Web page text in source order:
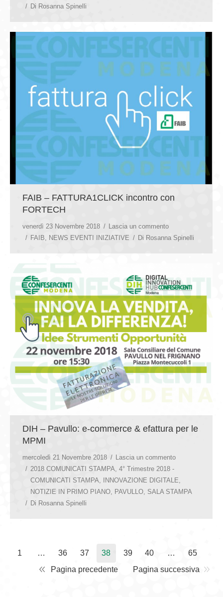
Di Rosanna Spinelli
FAIB – FATTURA1CLICK incontro con
FORTECH
venerdì 23 Novembre 2018
Lascia un commento
FAIB
NEWS EVENTI INIZIATIVE Di Rosanna Spinelli
DIH – Pavullo: e-commerce & efattura per le
MPMI
mercoledì 21 Novembre 2018
Lascia un commento
2018 COMUNICATI STAMPA, 4° Trimestre 2018 -
COMUNICATI STAMPA, INNOVAZIONE DIGITALE,
NOTIZIE IN PRIMO PIANO, PAVULLO, SALA STAMPA
Di Rosanna Spinelli
1 … 36 37 38 39 40 …
65
Pagina precedente
Pagina successiva